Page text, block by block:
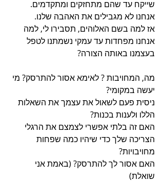
שייקח עד שהם מתחזקים ומתקדמים.
אנחנו לא מגבילים את האהבה שלנו.
אז למה בשם האלוהים, תסבירו לי, למה
אנחנו מפחדות עד עמקי נשמתנו לטפל
בעצמנו באותה הצורה?
מה, המחויבות ? לאימא אסור להתרסק? מי
יעשה במקומי?
ניסית פעם לשאול את עצמך את השאלות
הללו ולענות בכנות?
האם זה בלתי אפשרי לצמצם את הרגלי
הצריכה שלך כדי שיהיו כמה שפחות
מחויבויות?
האם אסור לך להתרסק? (באמת אני
שואלת)